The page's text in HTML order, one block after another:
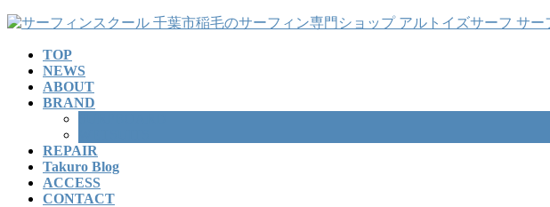
コ
ナ
TOP
NEWS
ABOUT
BRAND
REPAIR
Takuro Blog
ACCESS
CONTACT